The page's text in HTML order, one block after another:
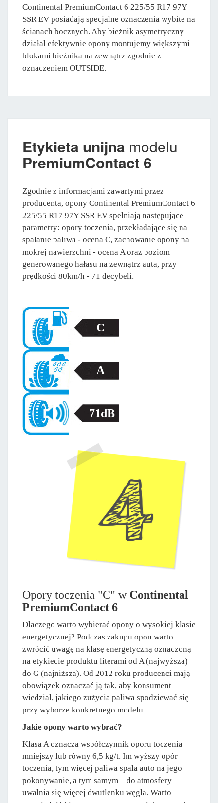
Continental PremiumContact 6 225/55 R17 97Y
SSR EV posiadają specjalne oznaczenia wybite na
ścianach bocznych. Aby bieżnik asymetryczny
działał efektywnie opony montujemy większymi
blokami bieżnika na zewnątrz zgodnie z
oznaczeniem OUTSIDE.
Etykieta unijna modelu
PremiumContact 6
Zgodnie z informacjami zawartymi przez
producenta, opony Continental PremiumContact 6
225/55 R17 97Y SSR EV spełniają następujące
parametry: opory toczenia, przekładające się na
spalanie paliwa - ocena C, zachowanie opony na
mokrej nawierzchni - ocena A oraz poziom
generowanego hałasu na zewnątrz auta, przy
prędkości 80km/h - 71 decybeli.
C
A
71dB
Opory toczenia "C" w Continental
PremiumContact 6
Dlaczego warto wybierać opony o wysokiej klasie
energetycznej? Podczas zakupu opon warto
zwrócić uwagę na klasę energetyczną oznaczoną
na etykiecie produktu literami od A (najwyższa)
do G (najniższa). Od 2012 roku producenci mają
obowiązek oznaczać ją tak, aby konsument
wiedział, jakiego zużycia paliwa spodziewać się
przy wyborze konkretnego modelu.
Jakie opony warto wybrać?
Klasa A oznacza współczynnik oporu toczenia
mniejszy lub równy 6,5 kg/t. Im wyższy opór
toczenia, tym więcej paliwa spala auto na jego
pokonywanie, a tym samym – do atmosfery
uwalnia się więcej dwutlenku węgla. Warto